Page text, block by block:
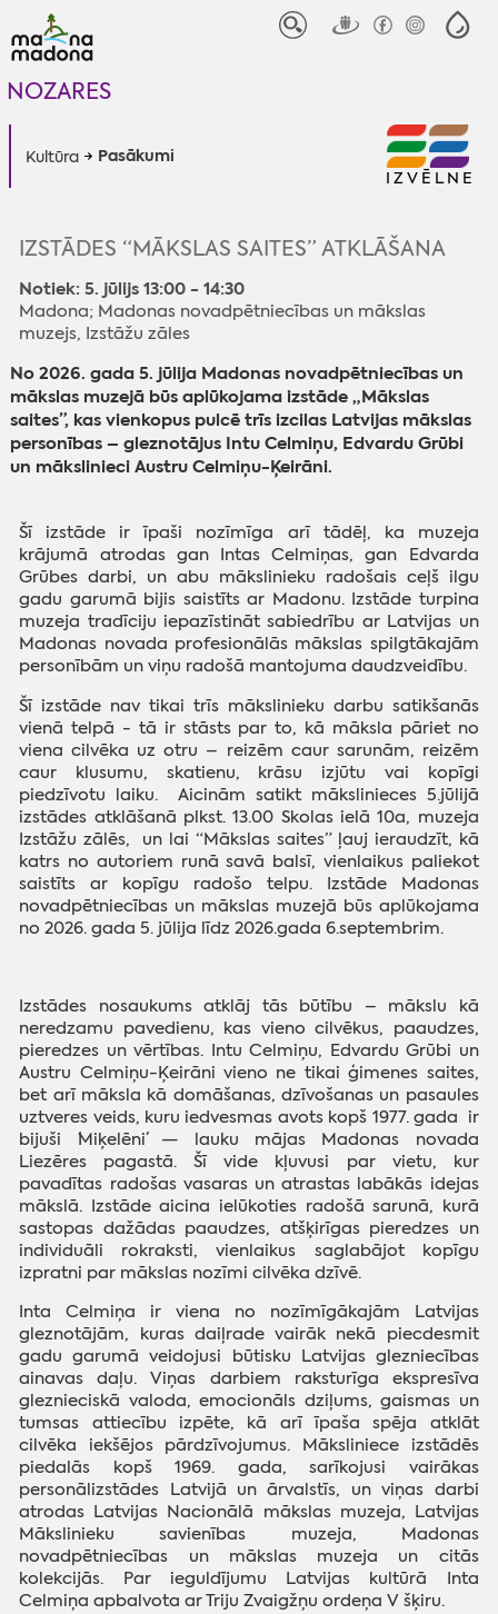
NOZARES
Kultūra Pasākumi
IZVĒLNE
IZSTĀDES “MĀKSLAS SAITES” ATKLĀŠANA
Notiek: 5. jūlijs 13:00 - 14:30
Madona; Madonas novadpētniecības un mākslas
muzejs, Izstāžu zāles
No 2026. gada 5. jūlija Madonas novadpētniecības un
mākslas muzejā būs aplūkojama izstāde „Mākslas
saites”, kas vienkopus pulcē trīs izcilas Latvijas mākslas
personības – gleznotājus Intu Celmiņu, Edvardu Grūbi
un mākslinieci Austru Celmiņu-Ķeirāni.
Šī izstāde ir īpaši nozīmīga arī tādēļ, ka muzeja
krājumā atrodas gan Intas Celmiņas, gan Edvarda
Grūbes darbi, un abu mākslinieku radošais ceļš ilgu
gadu garumā bijis saistīts ar Madonu. Izstāde turpina
muzeja tradīciju iepazīstināt sabiedrību ar Latvijas un
Madonas novada profesionālās mākslas spilgtākajām
personībām un viņu radošā mantojuma daudzveidību.
Šī izstāde nav tikai trīs mākslinieku darbu satikšanās
vienā telpā - tā ir stāsts par to, kā māksla pāriet no
viena cilvēka uz otru – reizēm caur sarunām, reizēm
caur klusumu, skatienu, krāsu izjūtu vai kopīgi
piedzīvotu laiku. Aicinām satikt mākslinieces 5.jūlijā
izstādes atklāšanā plkst. 13.00 Skolas ielā 10a, muzeja
Izstāžu zālēs, un lai “Mākslas saites” ļauj ieraudzīt, kā
katrs no autoriem runā savā balsī, vienlaikus paliekot
saistīts ar kopīgu radošo telpu. Izstāde Madonas
novadpētniecības un mākslas muzejā būs aplūkojama
no 2026. gada 5. jūlija līdz 2026.gada 6.septembrim.
Izstādes nosaukums atklāj tās būtību – mākslu kā
neredzamu pavedienu, kas vieno cilvēkus, paaudzes,
pieredzes un vērtības. Intu Celmiņu, Edvardu Grūbi un
Austru Celmiņu-Ķeirāni vieno ne tikai ģimenes saites,
bet arī māksla kā domāšanas, dzīvošanas un pasaules
uztveres veids, kuru iedvesmas avots kopš 1977. gada ir
bijuši ´Miķelēni´ — lauku mājas Madonas novada
Liezēres pagastā. Šī vide kļuvusi par vietu, kur
pavadītas radošas vasaras un atrastas labākās idejas
mākslā. Izstāde aicina ielūkoties radošā sarunā, kurā
sastopas dažādas paaudzes, atšķirīgas pieredzes un
individuāli rokraksti, vienlaikus saglabājot kopīgu
izpratni par mākslas nozīmi cilvēka dzīvē.
Inta Celmiņa ir viena no nozīmīgākajām Latvijas
gleznotājām, kuras daiļrade vairāk nekā piecdesmit
gadu garumā veidojusi būtisku Latvijas glezniecības
ainavas daļu. Viņas darbiem raksturīga ekspresīva
gleznieciskā valoda, emocionāls dziļums, gaismas un
tumsas attiecību izpēte, kā arī īpaša spēja atklāt
cilvēka iekšējos pārdzīvojumus. Māksliniece izstādēs
piedalās kopš 1969. gada, sarīkojusi vairākas
personālizstādes Latvijā un ārvalstīs, un viņas darbi
atrodas Latvijas Nacionālā mākslas muzeja, Latvijas
Mākslinieku savienības muzeja, Madonas
novadpētniecības un mākslas muzeja un citās
kolekcijās. Par ieguldījumu Latvijas kultūrā Inta
Celmiņa apbalvota ar Triju Zvaigžņu ordeņa V šķiru.